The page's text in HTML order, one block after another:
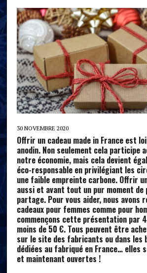
30 NOVEMBRE 2020
Offrir un cadeau made in France est
anodin. Non seulement cela participe
notre économie, mais cela devient
éco-responsable en privilégiant les
une faible empreinte carbone. Offrir
aussi et avant tout un pur moment
partage. Pour vous aider, nous avons
cadeaux pour femmes comme pour
commençons cette présentation par
moins de 50 €. Tous peuvent être
sur le site des fabricants ou dans les
dédiées au fabriqué en France… elles
et maintenant ouvertes !